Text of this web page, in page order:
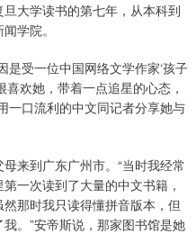
大学读书的第七年，从本科到
学院。
受一位中国网络文学作家‘孩子
欢她，带着一点追星的心态，
一口流利的中文同记者分享她与
来到广东广州市。“当时我经常
一次读到了大量的中文书籍，
那时我只读得懂拼音版本，但
。”安帝斯说，那家图书馆是她